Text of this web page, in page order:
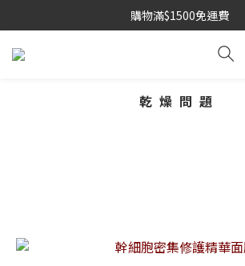
購物滿$1500免運費
乾燥問題